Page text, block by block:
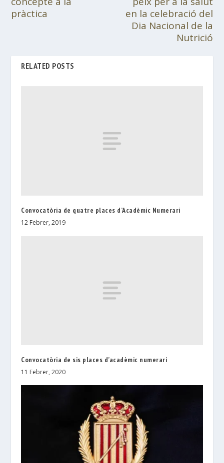
pràctica
en la celebració del
Dia Nacional de la
Nutrició
RELATED POSTS
Convocatòria de quatre places d’Acadèmic Numerari
12 Febrer, 2019
Convocatòria de sis places d’acadèmic numerari
11 Febrer, 2020